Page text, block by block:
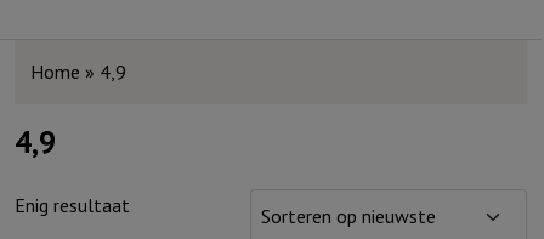
Home » 4,9
4,9
Enig resultaat